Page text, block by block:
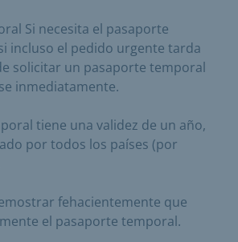
Si necesita el pasaporte
incluso el pedido urgente tarda
solicitar un pasaporte temporal
inmediatamente.
tiene una validez de un año,
por todos los países (por
fehacientemente que
el pasaporte temporal.